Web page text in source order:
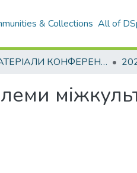
& Collections All of
МАТЕРІАЛИ КОНФЕРЕНЦІЙ